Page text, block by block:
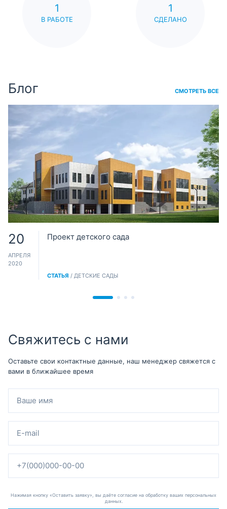
1
В РАБОТЕ
1
СДЕЛАНО
Блог СМОТРЕТЬ ВСЕ
20
АПРЕЛЯ
2020
Проект детского сада
СТАТЬЯ / ДЕТСКИЕ САДЫ
Свяжитесь с нами
Оставьте свои контактные данные, наш менеджер свяжется с
вами в ближайшее время
Нажимая кнопку «Оставить заявку», вы даёте согласие на обработку ваших персональных
данных.